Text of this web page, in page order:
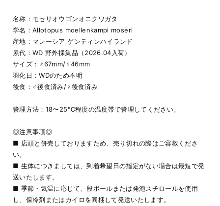
名称：モセリオウゴンオニクワガタ
学名：Allotopus moellenkampi moseri
産地：マレーシア ゲンティンハイランド
累代：WD 野外採集品（2026.04入荷）
サイズ：♂67mm/♀46mm
羽化日：WDのため不明
後食：♂後食済み/♀後食済み
管理方法：18〜25℃程度の温度帯で管理してください。
◎注意事項◎
■ 店頭と併売しておりますため、売り切れの際はご容赦くださ
い。
■ 生体につきましては、到着希望日の指定がない場合は最短で発
送いたします。
■ 季節・気温に応じて、段ボールまたは発泡スチロールを使用
し、保冷剤またはカイロを同梱して発送いたします。